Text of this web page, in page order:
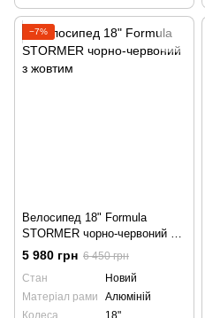
−7%
Велосипед 18" Formula
STORMER чорно-червоний з
жовтим
5 980 грн 6 450 грн
Стан
Новий
Матеріал рами
Алюміній
Колеса
18"